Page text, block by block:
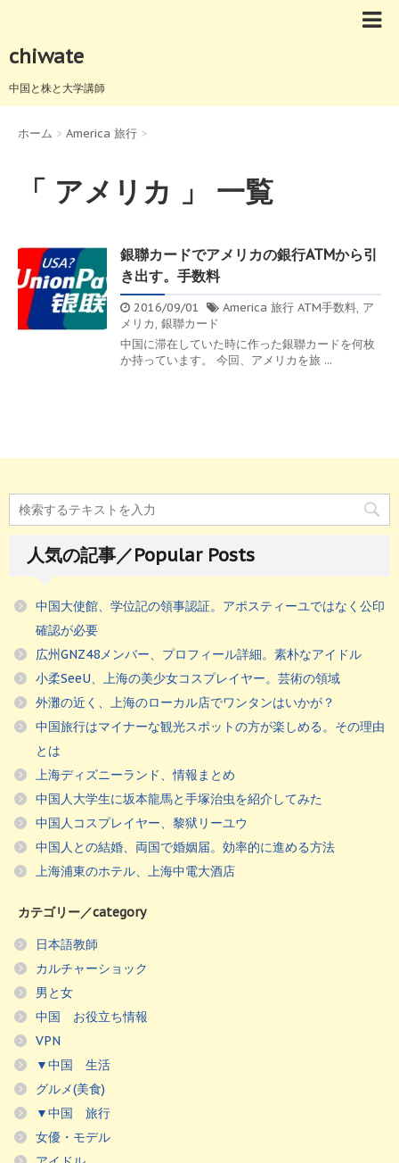
chiwate
中国と株と大学講師
ホーム > America 旅行 >
「 アメリカ 」 一覧
銀聯カードでアメリカの銀行ATMから引
き出す。手数料
2016/09/01 America 旅行 ATM手数料, ア
メリカ, 銀聯カード
中国に滞在していた時に作った銀聯カードを何枚
か持っています。 今回、アメリカを旅 ...
人気の記事／Popular Posts
中国大使館、学位記の領事認証。アポスティーユではなく公印
確認が必要
広州GNZ48メンバー、プロフィール詳細。素朴なアイドル
小柔SeeU、上海の美少女コスプレイヤー。芸術の領域
外灘の近く、上海のローカル店でワンタンはいかが？
中国旅行はマイナーな観光スポットの方が楽しめる。その理由
とは
上海ディズニーランド、情報まとめ
中国人大学生に坂本龍馬と手塚治虫を紹介してみた
中国人コスプレイヤー、黎狱リーユウ
中国人との結婚、両国で婚姻届。効率的に進める方法
上海浦東のホテル、上海中電大酒店
カテゴリー／category
日本語教師
カルチャーショック
男と女
中国 お役立ち情報
VPN
▼中国 生活
グルメ(美食)
▼中国 旅行
女優・モデル